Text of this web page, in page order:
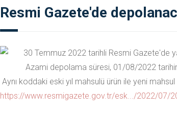
Resmi Gazete'de
30 Temmuz 2022 tarihli Resmi Gazete'de
Azami depolama süresi, 01/08/2022
Aynı koddaki eski yıl mahsulü ürün ile yeni
https://www.resmigazete.gov.tr/esk.../2022/07/